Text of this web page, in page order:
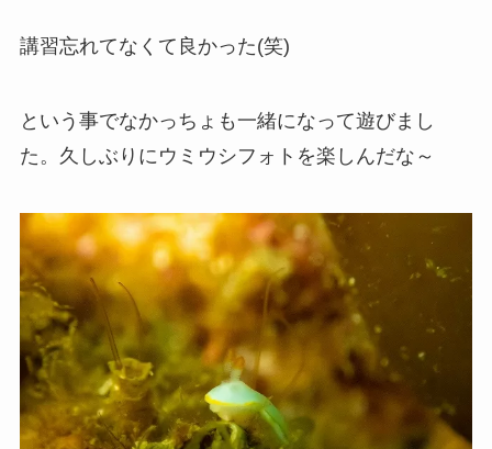
講習忘れてなくて良かった(笑)
という事でなかっちょも一緒になって遊びまし
た。久しぶりにウミウシフォトを楽しんだな～